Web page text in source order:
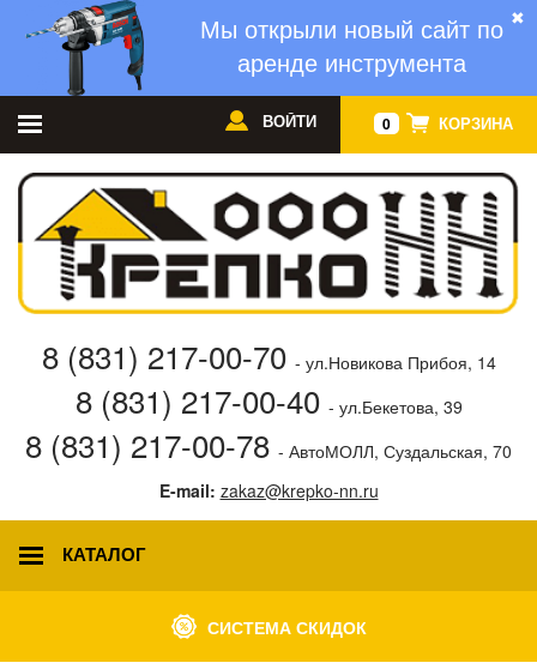
✖
Мы открыли новый сайт по
аренде инструмента
0 КОРЗИНА
ВОЙТИ
8 (831) 217-00-70 - ул.Новикова Прибоя, 14
8 (831) 217-00-40 - ул.Бекетова, 39
8 (831) 217-00-78 - АвтоМОЛЛ, Суздальская, 70
E-mail: zakaz@krepko-nn.ru
КАТАЛОГ
СИСТЕМА СКИДОК